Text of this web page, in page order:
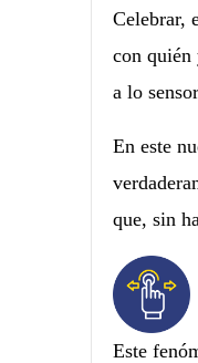
Celebrar,
con quién
a lo
En este
que, sin
Este